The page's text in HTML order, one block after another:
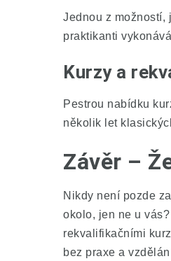
Jednou z možností,
praktikanti
Kurzy a
Pestrou nabídku
několik let
Závěr –
Nikdy není pozde
okolo, jen ne u
rekvalifikačními
bez praxe a